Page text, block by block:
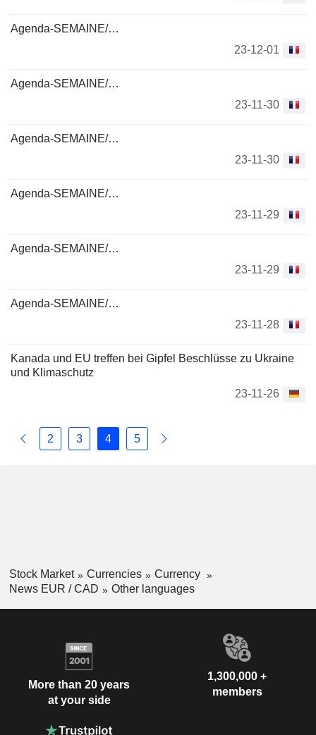
Agenda-SEMAINE/…
23-12-01
Agenda-SEMAINE/…
23-11-30
Agenda-SEMAINE/…
23-11-30
Agenda-SEMAINE/…
23-11-29
Agenda-SEMAINE/…
23-11-29
Agenda-SEMAINE/…
23-11-28
Kanada und EU treffen bei Gipfel Beschlüsse zu Ukraine
und Klimaschutz
23-11-26
2 3 4 5
Stock Market Currencies
Currency
News EUR / CAD
Other languages
More than 20 years
at your side
1,300,000 +
members